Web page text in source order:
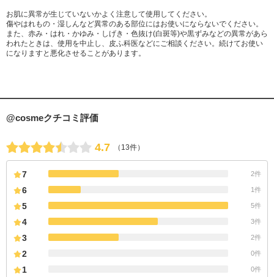
お肌に異常が生じていないかよく注意して使用してください。
傷やはれもの・湿しんなど異常のある部位にはお使いにならないでください。
また、赤み・はれ・かゆみ・しげき・色抜け(白斑等)や黒ずみなどの異常があら
われたときは、使用を中止し、皮ふ科医などにご相談ください。続けてお使い
になりますと悪化させることがあります。
@cosmeクチコミ評価
4.7 （13件）
7 2件
6 1件
5 5件
4 3件
3 2件
2 0件
1 0件